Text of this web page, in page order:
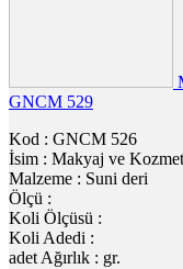
GNCM 529
Kod : GNCM 526
İsim : Makyaj ve
Malzeme : Suni deri
Ölçü :
Koli Ölçüsü :
Koli Adedi :
adet Ağırlık : gr.